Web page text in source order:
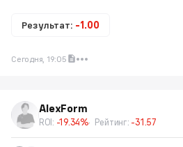
Результат: -1.00
Сегодня, 19:05
AlexForm
ROI: -19.34% Рейтинг: -31.57